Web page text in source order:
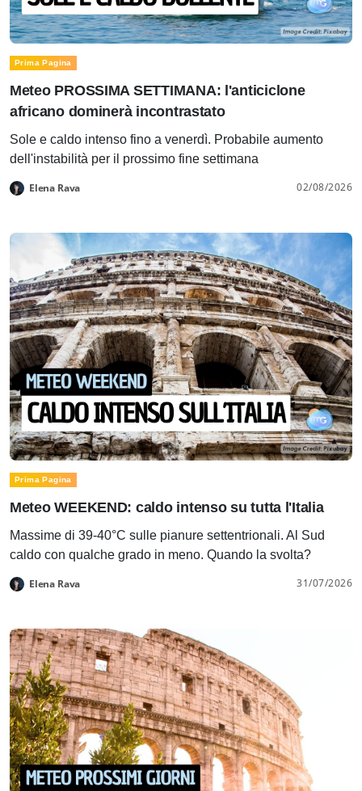
Prima Pagina
Meteo PROSSIMA SETTIMANA: l'anticiclone
africano dominerà incontrastato
Sole e caldo intenso fino a venerdì. Probabile aumento
dell'instabilità per il prossimo fine settimana
Elena Rava 02/08/2026
Prima Pagina
Meteo WEEKEND: caldo intenso su tutta l'Italia
Massime di 39-40°C sulle pianure settentrionali. Al Sud
caldo con qualche grado in meno. Quando la svolta?
Elena Rava 31/07/2026